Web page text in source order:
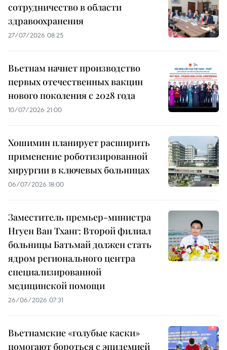
сотрудничество в области
здравоохранения
27/07/2026 08:25
Вьетнам начнет производство
первых отечественных вакцин
нового поколения с 2028 года
10/07/2026 21:00
Хошимин планирует расширить
применение роботизированной
хирургии в ключевых больницах
06/07/2026 18:00
Заместитель премьер-министра
Нгуен Ван Тханг: Второй филиал
больницы Батьмай должен стать
ядром регионального центра
специализированной
медицинской помощи
26/06/2026 07:31
Вьетнамские «голубые каски»
помогают бороться с эпидемией